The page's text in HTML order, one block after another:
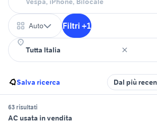
Auto Filtri +1
Salva ricerca Dal più
63 risultati
AC usata in vendita